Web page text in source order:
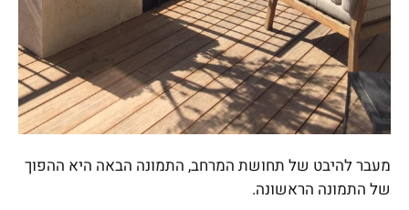
מעבר להיבט של תחושת המרחב, התמונה הבאה היא ההפוך
של התמונה הראשונה.